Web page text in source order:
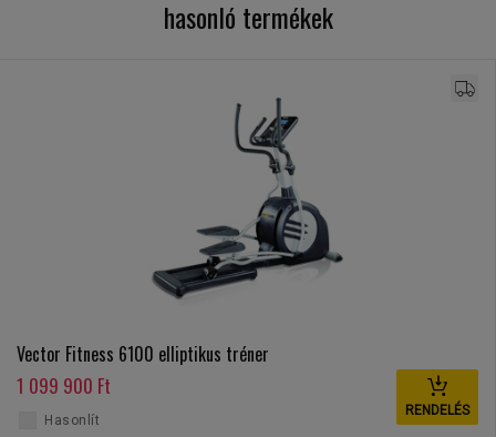
hasonló termékek
Vector Fitness 6100 elliptikus tréner
1 099 900 Ft
RENDELÉS
Hasonlít